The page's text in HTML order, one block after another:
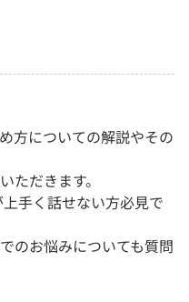
方についての解説やその
ただきます。
手く話せない方必見で
のお悩みについても質問